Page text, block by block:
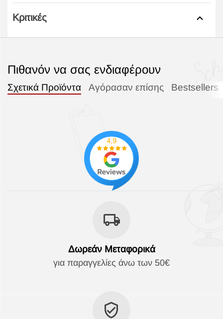
Κριτικές
Πιθανόν να σας ενδιαφέρουν
Σχετικά Προϊόντα Αγόρασαν επίσης Bestsellers
Δωρεάν Μεταφορικά
για παραγγελίες άνω των 50€